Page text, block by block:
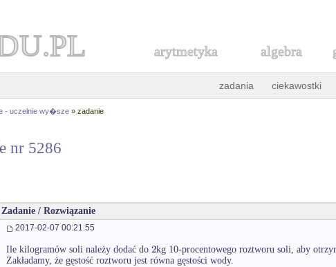
arytmetyka algebra
zadania ciekawostki
- uczelnie wy�sze » zadanie
nr 5286
Zadanie / Rozwiązanie
2017-02-07 00:21:55
Ile kilogramów soli należy dodać do 2kg 10-procentowego roztworu soli, aby
Zakładamy, że gęstość roztworu jest równa gęstości wody.